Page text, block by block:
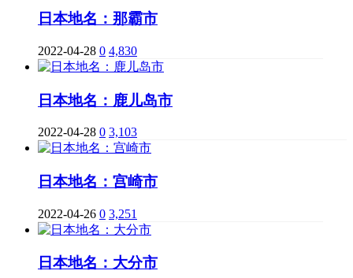
日本地名：那霸市
2022-04-28 0 4,830
日本地名：鹿儿岛市
2022-04-28 0 3,103
日本地名：宫崎市
2022-04-26 0 3,251
日本地名：大分市